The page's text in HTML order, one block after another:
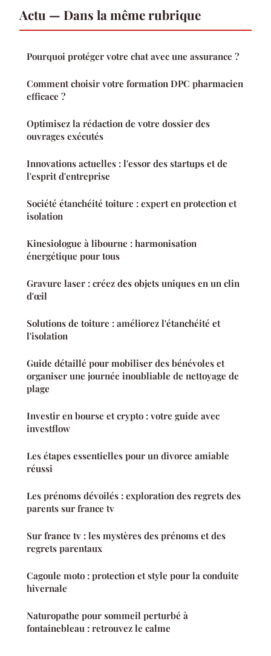
Actu — Dans la même rubrique
Pourquoi protéger votre chat avec une assurance ?
Comment choisir votre formation DPC pharmacien
efficace ?
Optimisez la rédaction de votre dossier des
ouvrages exécutés
Innovations actuelles : l'essor des startups et de
l'esprit d'entreprise
Société étanchéité toiture : expert en protection et
isolation
Kinesiologue à libourne : harmonisation
énergétique pour tous
Gravure laser : créez des objets uniques en un clin
d'œil
Solutions de toiture : améliorez l'étanchéité et
l'isolation
Guide détaillé pour mobiliser des bénévoles et
organiser une journée inoubliable de nettoyage de
plage
Investir en bourse et crypto : votre guide avec
investflow
Les étapes essentielles pour un divorce amiable
réussi
Les prénoms dévoilés : exploration des regrets des
parents sur france tv
Sur france tv : les mystères des prénoms et des
regrets parentaux
Cagoule moto : protection et style pour la conduite
hivernale
Naturopathe pour sommeil perturbé à
fontainebleau : retrouvez le calme